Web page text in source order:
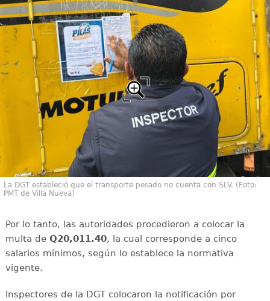
La DGT estableció que el transporte pesado no cuenta con SLV. (Foto:
PMT de Villa Nueva)
Por lo tanto, las autoridades procedieron a colocar la
multa de Q20,011.40, la cual corresponde a cinco
salarios mínimos, según lo establece la normativa
vigente.
Inspectores de la DGT colocaron la notificación por